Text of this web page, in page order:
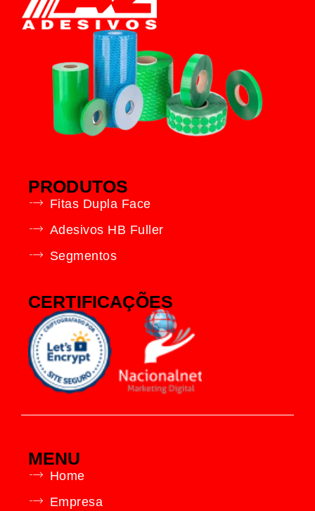
PRODUTOS
Fitas Dupla Face
Adesivos HB Fuller
Segmentos
CERTIFICAÇÕES
MENU
Home
Empresa